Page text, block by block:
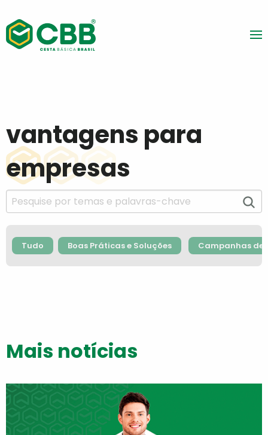
vantagens para
empresas
Tudo Boas Práticas e Soluções Campanhas de
Mais notícias